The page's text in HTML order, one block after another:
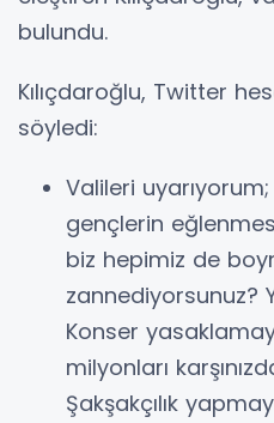
bulundu.
Kılıçdaroğlu, Twitter
söyledi:
Valileri
gençlerin
biz hepimiz de
zannediyorsunuz?
Konser
milyonları
Şakşakçılık